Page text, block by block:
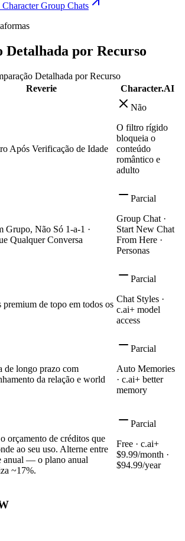
Group Chats
Detalhada por Recurso
Detalhada por Recurso
Reverie Character.AI
Após Verificação de Idade
Não
O filtro rígido
bloqueia o
conteúdo
romântico e
adulto
Grupo, Não Só 1-a-1 ·
Qualquer Conversa
Parcial
Group Chat ·
Start New Chat
From Here ·
Personas
premium de topo em todos os
Parcial
Chat Styles ·
c.ai+ model
access
de longo prazo com
da relação e world
Parcial
Auto Memories
· c.ai+ better
memory
orçamento de créditos que
ao seu uso. Alterne entre
anual — o plano anual
~17%.
Parcial
Free · c.ai+
$9.99/month ·
$94.99/year